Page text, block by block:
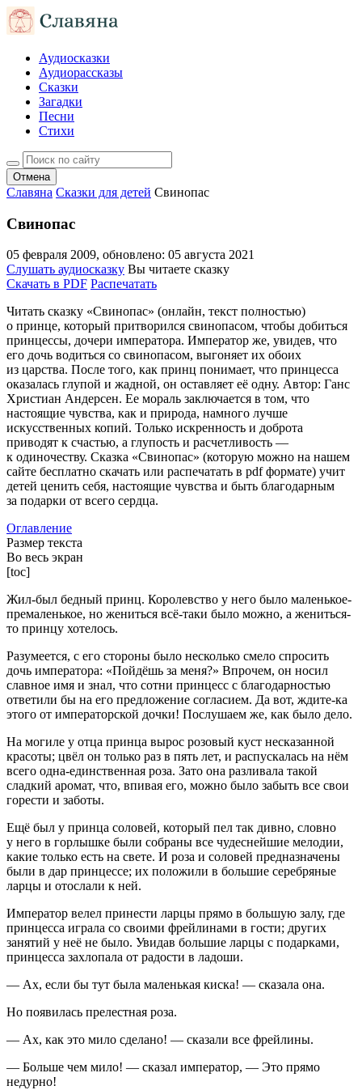
Аудиосказки
Аудиорассказы
Сказки
Загадки
Песни
Стихи
Отмена
Славяна Сказки для детей Свинопас
Свинопас
05 февраля 2009, обновлено: 05 августа 2021
Слушать аудиосказку Вы читаете сказку
Скачать в PDF Распечатать
Читать сказку «Свинопас» (онлайн, текст полностью)
о принце, который притворился свинопасом, чтобы добиться
принцессы, дочери императора. Император же, увидев, что
его дочь водиться со свинопасом, выгоняет их обоих
из царства. После того, как принц понимает, что принцесса
оказалась глупой и жадной, он оставляет её одну. Автор: Ганс
Христиан Андерсен. Ее мораль заключается в том, что
настоящие чувства, как и природа, намного лучше
искусственных копий. Только искренность и доброта
приводят к счастью, а глупость и расчетливость —
к одиночеству. Сказка «Свинопас» (которую можно на нашем
сайте бесплатно скачать или распечатать в pdf формате) учит
детей ценить себя, настоящие чувства и быть благодарным
за подарки от всего сердца.
Оглавление
Размер текста
Во весь экран
[toc]
Жил-был бедный принц. Королевство у него было маленькое-
премаленькое, но жениться всё-таки было можно, а жениться-
то принцу хотелось.
Разумеется, с его стороны было несколько смело спросить
дочь императора: «Пойдёшь за меня?» Впрочем, он носил
славное имя и знал, что сотни принцесс с благодарностью
ответили бы на его предложение согласием. Да вот, ждите-ка
этого от императорской дочки! Послушаем же, как было дело.
На могиле у отца принца вырос розовый куст несказанной
красоты; цвёл он только раз в пять лет, и распускалась на нём
всего одна-единственная роза. Зато она разливала такой
сладкий аромат, что, впивая его, можно было забыть все свои
горести и заботы.
Ещё был у принца соловей, который пел так дивно, словно
у него в горлышке были собраны все чудеснейшие мелодии,
какие только есть на свете. И роза и соловей предназначены
были в дар принцессе; их положили в большие серебряные
ларцы и отослали к ней.
Император велел принести ларцы прямо в большую залу, где
принцесса играла со своими фрейлинами в гости; других
занятий у неё не было. Увидав большие ларцы с подарками,
принцесса захлопала от радости в ладоши.
— Ах, если бы тут была маленькая киска! — сказала она.
Но появилась прелестная роза.
— Ах, как это мило сделано! — сказали все фрейлины.
— Больше чем мило! — сказал император, — Это прямо
недурно!